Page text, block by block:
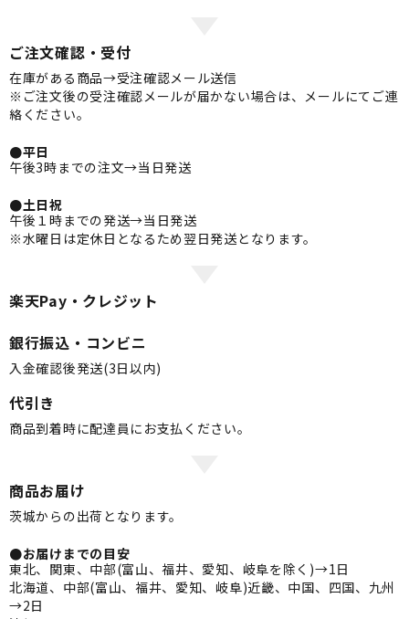
ご注文確認・受付
在庫がある商品→受注確認メール送信
※ご注文後の受注確認メールが届かない場合は、メールにてご連
絡ください。
●平日
午後3時までの注文→当日発送
●土日祝
午後１時までの発送→当日発送
※水曜日は定休日となるため翌日発送となります。
楽天Pay・クレジット
銀行振込・コンビニ
入金確認後発送(3日以内)
代引き
商品到着時に配達員にお支払ください。
商品お届け
茨城からの出荷となります。
●お届けまでの目安
東北、関東、中部(富山、福井、愛知、岐阜を除く)→1日
北海道、中部(富山、福井、愛知、岐阜)近畿、中国、四国、九州
→2日